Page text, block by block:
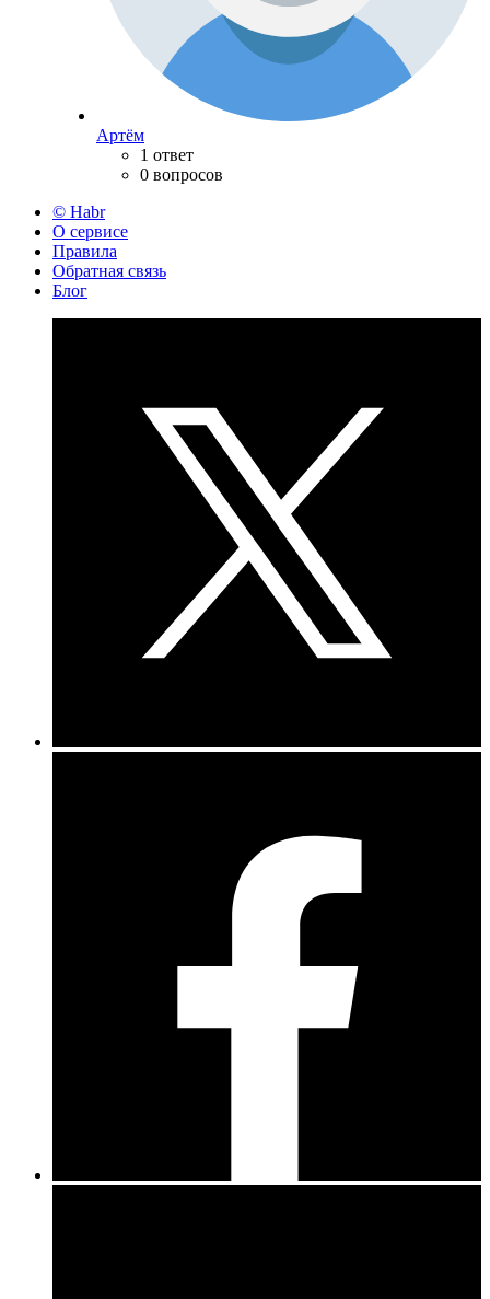
Артём
1 ответ
0 вопросов
© Habr
О сервисе
Правила
Обратная связь
Блог